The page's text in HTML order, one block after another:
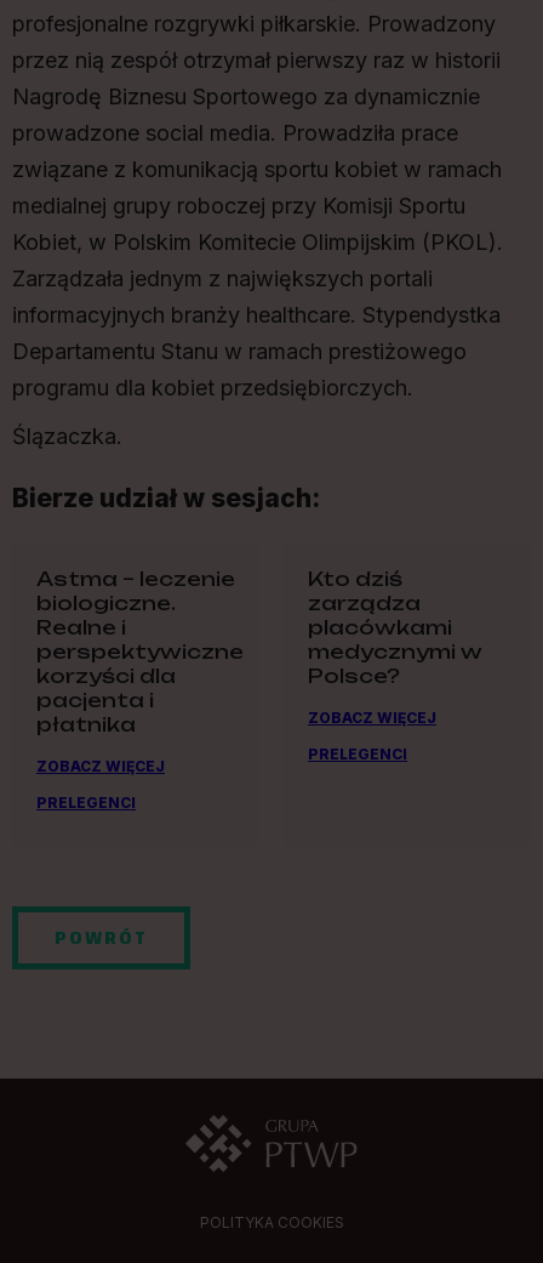
profesjonalne rozgrywki piłkarskie. Prowadzony
przez nią zespół otrzymał pierwszy raz w historii
Nagrodę Biznesu Sportowego za dynamicznie
prowadzone social media. Prowadziła prace
związane z komunikacją sportu kobiet w ramach
medialnej grupy roboczej przy Komisji Sportu
Kobiet, w Polskim Komitecie Olimpijskim (PKOL).
Zarządzała jednym z największych portali
informacyjnych branży healthcare. Stypendystka
Departamentu Stanu w ramach prestiżowego
programu dla kobiet przedsiębiorczych.
Ślązaczka.
Bierze udział w sesjach:
Astma – leczenie
biologiczne.
Realne i
perspektywiczne
korzyści dla
pacjenta i
płatnika
ZOBACZ WIĘCEJ
PRELEGENCI
Kto dziś
zarządza
placówkami
medycznymi w
Polsce?
ZOBACZ WIĘCEJ
PRELEGENCI
POWRÓT
POLITYKA COOKIES